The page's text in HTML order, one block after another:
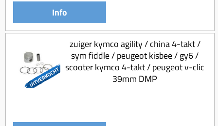
Info
zuiger kymco agility / china 4-takt /
sym fiddle / peugeot kisbee / gy6 /
scooter kymco 4-takt / peugeot v-clic
39mm DMP